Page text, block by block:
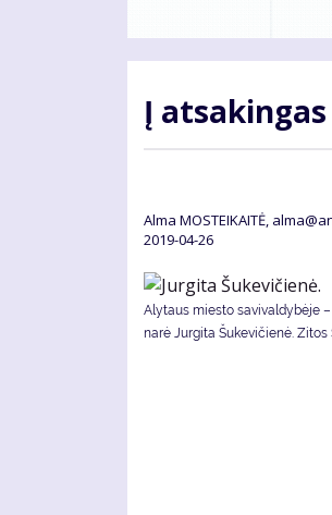
Į
Alma MOSTEIKAITĖ,
2019-04-26
Alytaus miesto savivaldybėje
narė Jurgita Šukevičienė. Zitos